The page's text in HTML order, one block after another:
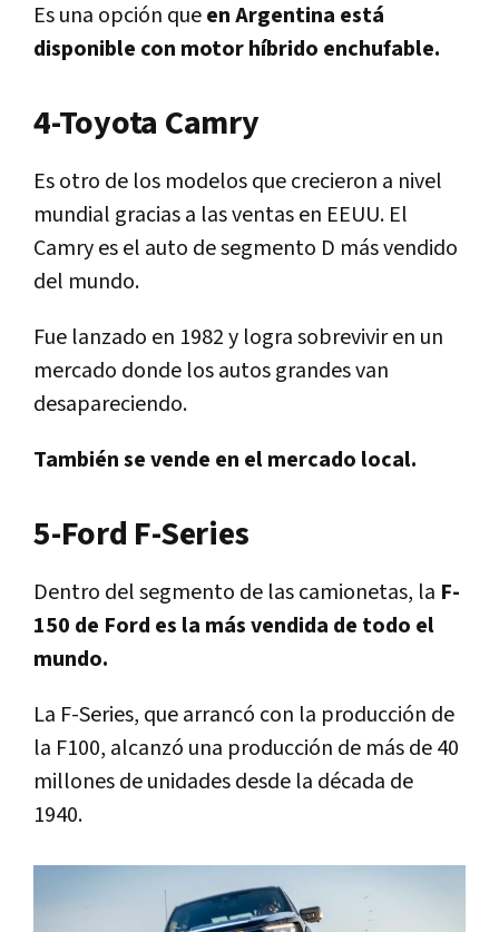
Es una opción queen Argentina está
disponible con motor híbrido enchufable.
4-Toyota Camry
Es otro de los modelos que crecieron a nivel
mundial gracias a las ventas en EEUU. El
Camry es el auto de segmento D más vendido
del mundo.
Fue lanzado en 1982 y logra sobrevivir en un
mercado donde los autos grandes van
desapareciendo.
También se vende en el mercado local.
5-Ford F-Series
Dentro del segmento de las camionetas, la F-
150 de Ford es la más vendida de todo el
mundo.
La F-Series, que arrancó con la producción de
la F100, alcanzó una producción de más de 40
millones de unidades desde la década de
1940.